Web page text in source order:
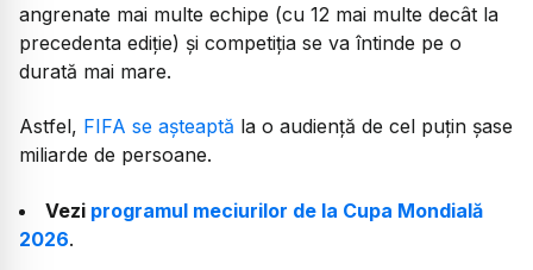
angrenate mai multe echipe (cu 12 mai multe decât la
precedenta ediție) și competiția se va întinde pe o
durată mai mare.
Astfel, FIFA se așteaptă la o audiență de cel puțin șase
miliarde de persoane.
Vezi programul meciurilor de la Cupa Mondială
2026.